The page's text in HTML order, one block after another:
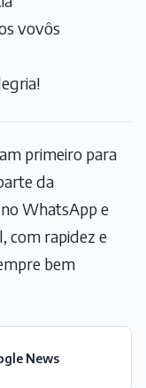
vovôs
primeiro para
da
WhatsApp e
com rapidez e
bem
News